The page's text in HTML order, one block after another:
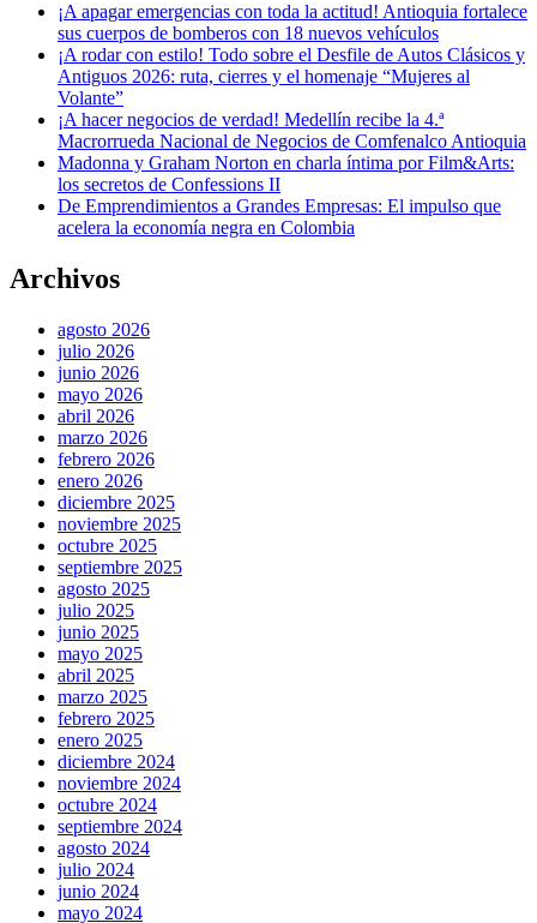
¡A apagar emergencias con toda la actitud! Antioquia fortalece
sus cuerpos de bomberos con 18 nuevos vehículos
¡A rodar con estilo! Todo sobre el Desfile de Autos Clásicos y
Antiguos 2026: ruta, cierres y el homenaje “Mujeres al
Volante”
¡A hacer negocios de verdad! Medellín recibe la 4.ª
Macrorrueda Nacional de Negocios de Comfenalco Antioquia
Madonna y Graham Norton en charla íntima por Film&Arts:
los secretos de Confessions II
De Emprendimientos a Grandes Empresas: El impulso que
acelera la economía negra en Colombia
Archivos
agosto 2026
julio 2026
junio 2026
mayo 2026
abril 2026
marzo 2026
febrero 2026
enero 2026
diciembre 2025
noviembre 2025
octubre 2025
septiembre 2025
agosto 2025
julio 2025
junio 2025
mayo 2025
abril 2025
marzo 2025
febrero 2025
enero 2025
diciembre 2024
noviembre 2024
octubre 2024
septiembre 2024
agosto 2024
julio 2024
junio 2024
mayo 2024